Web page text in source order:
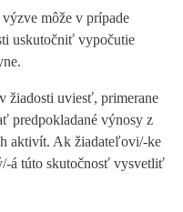
môže v prípade
uskutočniť vypočutie
žiadosti uviesť, primerane
predpokladané výnosy z
aktivít. Ak žiadateľovi/-ke
á túto skutočnosť vysvetliť